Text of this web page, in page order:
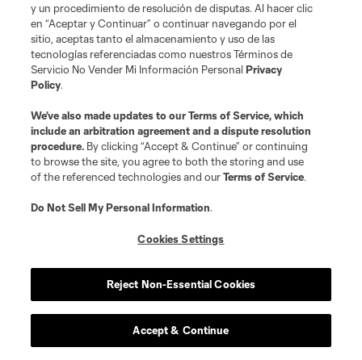
y un procedimiento de resolución de disputas. Al hacer clic
en “Aceptar y Continuar” o continuar navegando por el
sitio, aceptas tanto el almacenamiento y uso de las
tecnologías referenciadas como nuestros Términos de
Servicio No Vender Mi Información PersonalPrivacy
Policy.
We’ve also made updates to ourTerms of Service, which
include an arbitration agreement and a dispute resolution
procedure. By clicking “Accept & Continue” or continuing
to browse the site, you agree to both the storing and use
of the referenced technologies and ourTerms of Service.
Do Not Sell My Personal Information.
Cookies Settings
Reject Non-Essential Cookies
Accept & Continue